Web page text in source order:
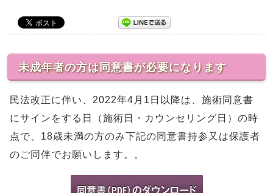
未成年者の方は同意書が必要になります
民法改正に伴い、2022年4月1日以降は、施術同意書
にサインをする日（施術日・カウンセリング日）の時
点で、18歳未満の方のみ下記の同意書持参又は保護者
のご同伴でお願いします。。